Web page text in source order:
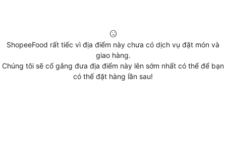
ShopeeFood rất tiếc vì địa điểm này chưa có dịch vụ đặt món và
giao hàng.
Chúng tôi sẽ cố gắng đưa địa điểm này lên sớm nhất có thể để bạn
có thể đặt hàng lần sau!